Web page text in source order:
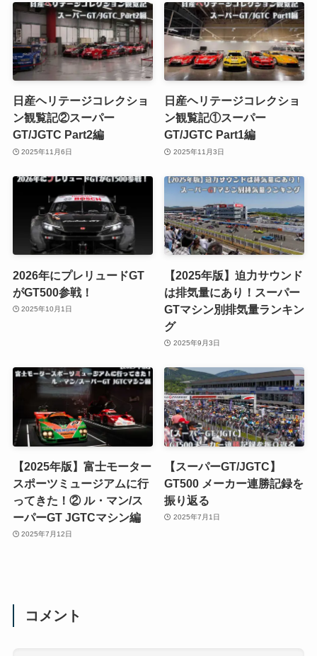
日産ヘリテージコレクショ
ン観覧記②スーパー
GT/JGTC Part2編
2025年11月6日
日産ヘリテージコレクショ
ン観覧記①スーパー
GT/JGTC Part1編
2025年11月3日
2026年にプレリュードGT
がGT500参戦！
2025年10月1日
【2025年版】迫力サウンド
は排気量にあり！スーパー
GTマシン別排気量ランキン
グ
2025年9月3日
【2025年版】富士モーター
スポーツミュージアムに行
ってきた！② ル・マン/ス
ーパーGT JGTCマシン編
2025年7月12日
【スーパーGT/JGTC】
GT500 メーカー連勝記録を
振り返る
2025年7月1日
コメント